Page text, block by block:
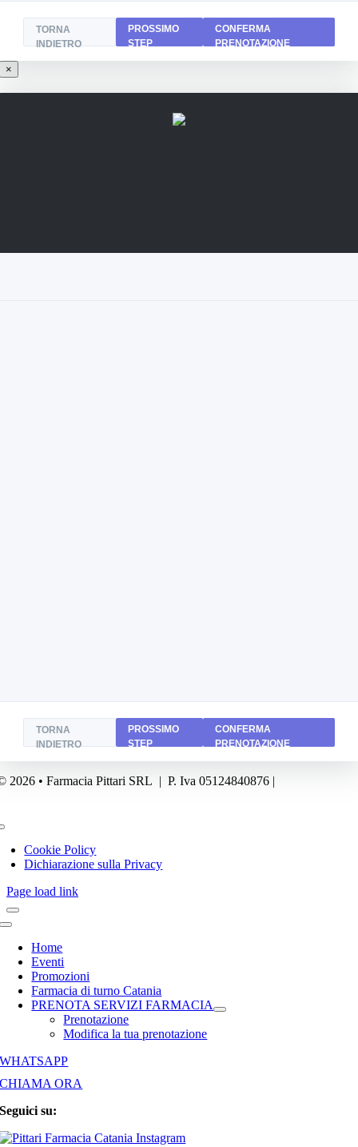
TORNA
INDIETRO
PROSSIMO
STEP
CONFERMA
PRENOTAZIONE
×
TORNA
INDIETRO
PROSSIMO
STEP
CONFERMA
PRENOTAZIONE
2026 • Farmacia Pittari SRL | P. Iva 05124840876 |
Cookie Policy
Dichiarazione sulla Privacy
Page load link
Toggle
NavigationHome
Eventi
Promozioni
Farmacia di turno Catania
PRENOTA SERVIZI FARMACIA
Prenotazione
Modifica la tua prenotazione
WHATSAPP
CHIAMA ORA
Seguici su: